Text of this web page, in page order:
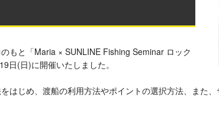
もと「Maria × SUNLINE Fishing Seminar ロック
日(日)に開催いたしました。
はじめ、渡船の利用方法やポイントの選択方法、また